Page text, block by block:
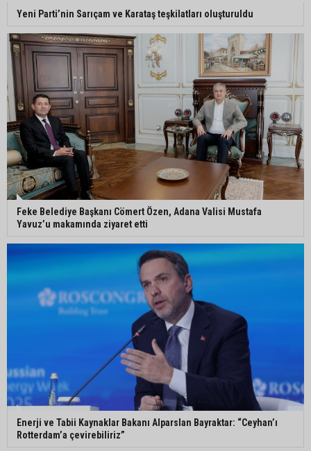
Adanalı NASA astronotu Deniz Burnham uzaya
Kozan’da üreticilere yangın ve anız uyarısı
Ceyhan’da yağlık ayçiçeği hasadı başladı
Yeni Parti’nin Sarıçam ve Karataş teşkilatları oluşturuldu
Feke Belediye Başkanı Cömert Özen, Adana Valisi Mustafa
Yavuz’u makamında ziyaret etti
Enerji ve Tabii Kaynaklar Bakanı Alparslan Bayraktar: “Ceyhan’ı
Rotterdam’a çevirebiliriz”